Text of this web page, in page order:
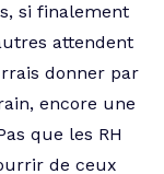
si finalement
attendent
donner par
encore une
que les RH
de ceux